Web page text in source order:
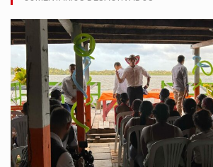
CARLOS
PINZÓN
PLANTEA
REFUERZO
POLICIAL
Y
RESPALDO
PROYECTOS
ESTRATÉGICOS